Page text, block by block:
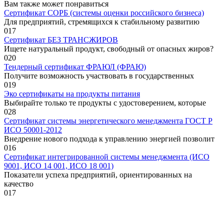
Вам также может понравиться
Сертификат СОРБ (системы оценки российского бизнеса)
Для предприятий, стремящихся к стабильному развитию
017
Сертификат БЕЗ ТРАНСЖИРОВ
Ищете натуральный продукт, свободный от опасных жиров?
020
Тендерный сертификат ФРАЮЛ (ФРАЮ)
Получите возможность участвовать в государственных
019
Эко сертификаты на продукты питания
Выбирайте только те продукты с удостоверением, которые
028
Сертификат системы энергетического менеджмента ГОСТ Р
ИСО 50001-2012
Внедрение нового подхода к управлению энергией позволит
016
Сертификат интегрированной системы менеджмента (ИСО
9001, ИСО 14 001, ИСО 18 001)
Показатели успеха предприятий, ориентированных на
качество
017